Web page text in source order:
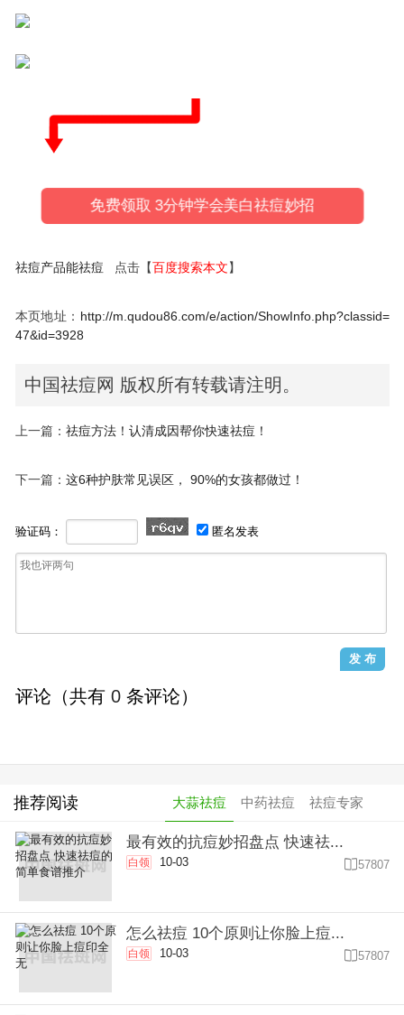
免费领取 3分钟学会美白祛痘妙招
祛痘产品能祛痘 点击【百度搜索本文】
本页地址： http://m.qudou86.com/e/action/ShowInfo.php?classid=
47&id=3928
中国祛痘网 版权所有转载请注明。
上一篇： 祛痘方法！认清成因帮你快速祛痘！
下一篇： 这6种护肤常见误区， 90%的女孩都做过！
验证码： 匿名发表
评论（共有 0 条评论）
推荐阅读 大蒜祛痘 中药祛痘 祛痘专家
最有效的抗痘妙招盘点 快速祛...
白领 10-03 57807
怎么祛痘 10个原则让你脸上痘...
白领 10-03 57807